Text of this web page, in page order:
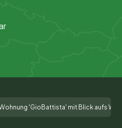
'GioBattista' mit Blick aufs